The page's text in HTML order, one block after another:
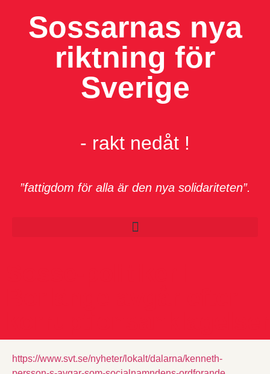
Sossarnas nya
riktning för
Sverige
- rakt nedåt !
”fattigdom för alla är den nya solidariteten”.
https://www.svt.se/nyheter/lokalt/dalarna/kenneth-